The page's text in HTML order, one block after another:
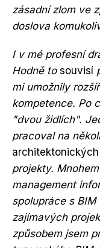
zásadní zlom ve
doslova
I v mé profesní
Hodně to souvisí
mi umožnily
kompetence. Po
"dvou židlích".
pracoval na
architektonických
projekty.
management
spolupráce s
zajímavých
způsobem jsem